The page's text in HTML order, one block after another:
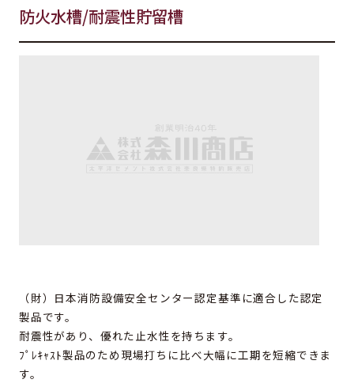
防火水槽/耐震性貯留槽
（財）日本消防設備安全センター認定基準に適合した認定
製品です。
耐震性があり、優れた止水性を持ちます。
ﾌﾟﾚｷｬｽﾄ製品のため現場打ちに比べ大幅に工期を短縮できま
す。